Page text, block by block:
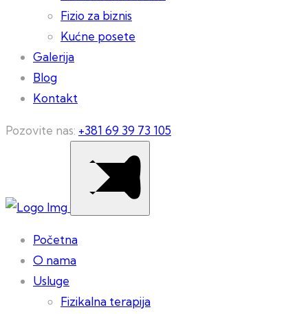
Fizio za biznis
Kućne posete
Galerija
Blog
Kontakt
Pozovite nas: +381 69 39 73 105
Početna
O nama
Usluge
Fizikalna terapija